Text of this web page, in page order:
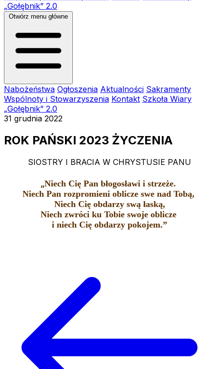
„Gołębnik” 2.0
Otwórz menu główne
Nabożeństwa Ogłoszenia Aktualności Sakramenty
Wspólnoty i Stowarzyszenia Kontakt Szkoła Wiary
„Gołębnik” 2.0
31 grudnia 2022
ROK PAŃSKI 2023 ŻYCZENIA
SIOSTRY I BRACIA W CHRYSTUSIE PANU
„Niech Cię Pan błogosławi i strzeże.
Niech Pan rozpromieni oblicze swe nad Tobą,
Niech Cię obdarzy swą łaską,
Niech zwróci ku Tobie swoje oblicze
i niech Cię obdarzy pokojem.”